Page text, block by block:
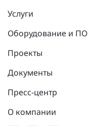
Услуги
Оборудование и ПО
Проекты
Документы
Пресс-центр
О компании